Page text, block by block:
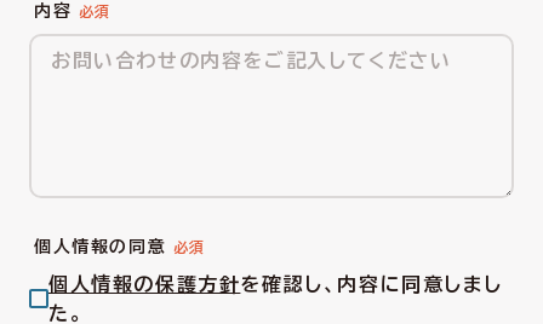
内容
個人情報の同意
個人情報の保護方針を確認し、内容に同意しまし
た。